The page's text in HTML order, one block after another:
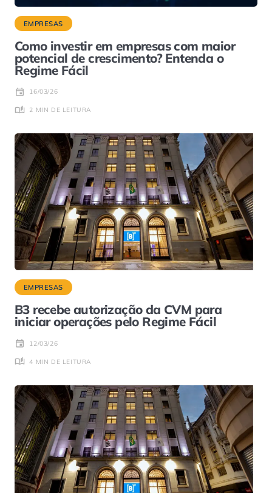
EMPRESAS
Como investir em empresas com maior
potencial de crescimento? Entenda o
Regime Fácil
16/03/26
2 MIN DE LEITURA
EMPRESAS
B3 recebe autorização da CVM para
iniciar operações pelo Regime Fácil
12/03/26
4 MIN DE LEITURA